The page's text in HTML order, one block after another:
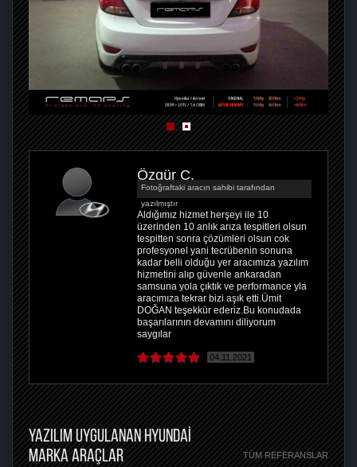
Özgür Ç.
Fotoğraftaki aracın sahibi tarafından
yazılmıştır
Aldığımız hizmet herşeyi ile 10
üzerinden 10 anlık arıza tespitleri olsun
tespitten sonra çözümleri olsun cok
profesyonel yani tecrübenin sonuna
kadar belli olduğu yer aracımıza yazılım
hizmetini alıp güvenle ankaradan
samsuna yola çıktık ve performance yla
aracımıza tekrar bizi aşık etti.Ümit
DOĞAN teşekkür ederiz.Bu konudada
başarılarının devamını diliyorum
saygılar
04.11.2021
YAZILIM UYGULANAN HYUNDAI
MARKA ARAÇLAR
TÜM REFERANSLAR